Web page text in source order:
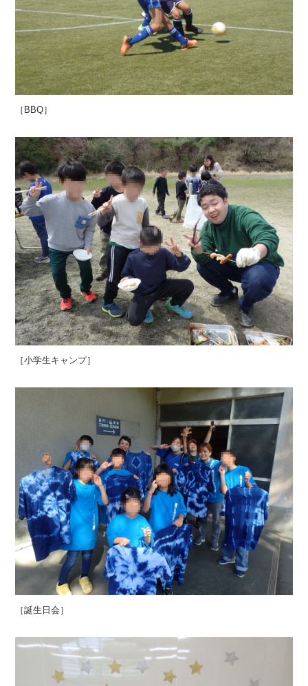
［BBQ］
［小学生キャンプ］
［誕生日会］